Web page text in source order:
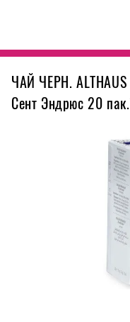
ЧАЙ ЧЕРН.
Сент Эндрюс 20